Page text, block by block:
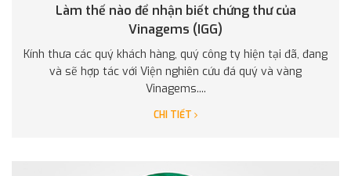
Làm thế nào để nhận biết chứng thư của
Vinagems (IGG)
Kính thưa các quý khách hàng, quý công ty hiện tại đã, đang
và sẽ hợp tác với Viện nghiên cứu đá quý và vàng
Vinagems....
CHI TIẾT